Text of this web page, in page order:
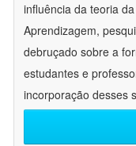
influência da teoria
Aprendizagem,
debruçado sobre a
estudantes e
incorporação desses